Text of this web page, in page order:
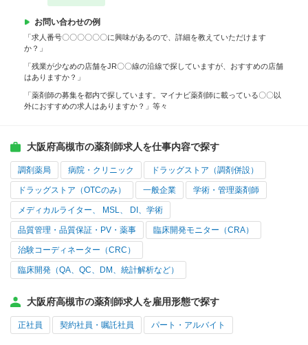
お問い合わせの例
「求人番号〇〇〇〇〇〇に興味があるので、詳細を教えていただけます
か？」
「残業が少なめの店舗をJR〇〇線の沿線で探していますが、おすすめの店舗
はありますか？」
「薬剤師の募集を都内で探しています。マイナビ薬剤師に載っている〇〇以
外におすすめの求人はありますか？」等々
大阪府高槻市の薬剤師求人を仕事内容で探す
調剤薬局 病院・クリニック ドラッグストア（調剤併設）
ドラッグストア（OTCのみ） 一般企業 学術・管理薬剤師
メディカルライター、 MSL、 DI、学術
品質管理・品質保証・PV・薬事 臨床開発モニター（CRA）
治験コーディネーター（CRC）
臨床開発（QA、QC、DM、統計解析など）
大阪府高槻市の薬剤師求人を雇用形態で探す
正社員 契約社員・嘱託社員 パート・アルバイト